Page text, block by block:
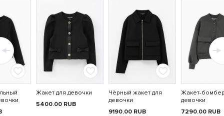
Жакет для девочки
5400.00 RUB
Чёрный жакет для
девочки
9190.00 RUB
Жакет-
девочки
7290.00 RUB